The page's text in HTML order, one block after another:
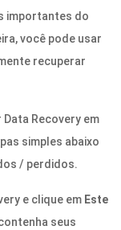
importantes do
você pode usar
recuperar
Recovery em
simples abaixo
/ perdidos.
e clique em Este
seus